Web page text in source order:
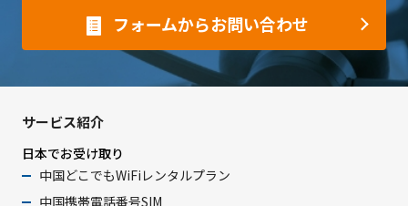
フォームからお問い合わせ
サービス紹介
日本でお受け取り
中国どこでもWiFiレンタルプラン
中国携帯電話番号SIM